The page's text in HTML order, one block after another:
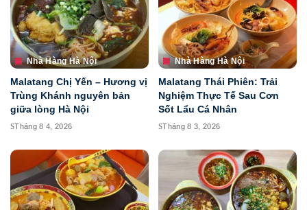
Nhà Hàng Hà Nội
Malatang Chị Yến – Hương vị
Trùng Khánh nguyên bản
giữa lòng Hà Nội
Tháng 8 4, 2026
Nhà Hàng Hà Nội
Malatang Thái Phiên: Trải
Nghiệm Thực Tế Sau Cơn
Sốt Lẩu Cá Nhân
Tháng 8 3, 2026